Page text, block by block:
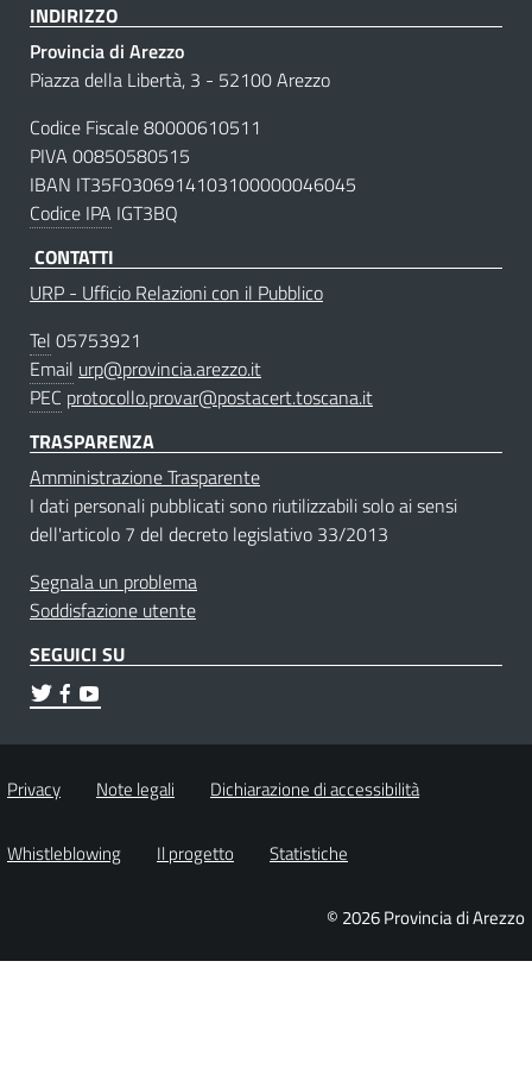
INDIRIZZO
Provincia di Arezzo
Piazza della Libertà, 3 - 52100 Arezzo
Codice Fiscale 80000610511
PIVA 00850580515
IBAN IT35F0306914103100000046045
Codice IPA IGT3BQ
CONTATTI
URP - Ufficio Relazioni con il Pubblico
Tel 05753921
Email urp@provincia.arezzo.it
PEC protocollo.provar@postacert.toscana.it
TRASPARENZA
Amministrazione Trasparente
I dati personali pubblicati sono riutilizzabili solo ai sensi
dell'articolo 7 del decreto legislativo 33/2013
Segnala un problema
Soddisfazione utente
SEGUICI SU
Privacy Note legali Dichiarazione di accessibilità
Whistleblowing Il progetto Statistiche
© 2026 Provincia di Arezzo